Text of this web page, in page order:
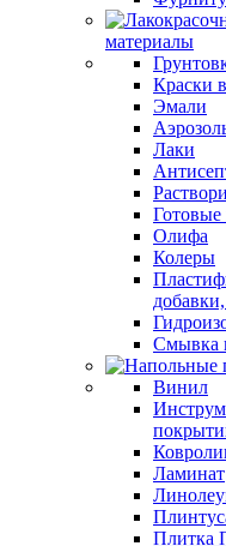
материалы
Краски
Эмали
Лаки
Олифа
Колеры
Смывка
Винил
Ламинат
Плитка